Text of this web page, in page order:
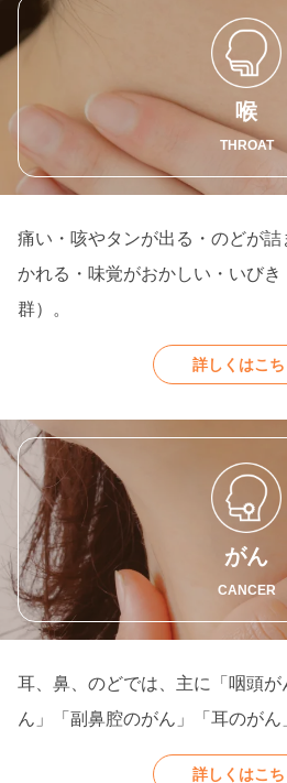
喉
THROAT
痛い・咳やタンが出る・のどが
かれる・味覚がおかしい・いび
群）。
詳しくはこち
がん
CANCER
耳、鼻、のどでは、主に「咽頭
ん」「副鼻腔のがん」「耳のがん
詳しくはこち